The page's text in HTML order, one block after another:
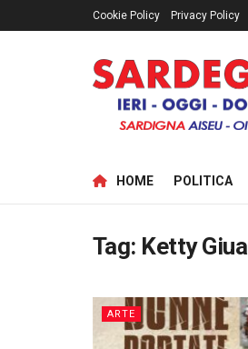
Cookie Policy Privacy Policy
HOME POLITICA
Tag: Ketty Giua
ARTE